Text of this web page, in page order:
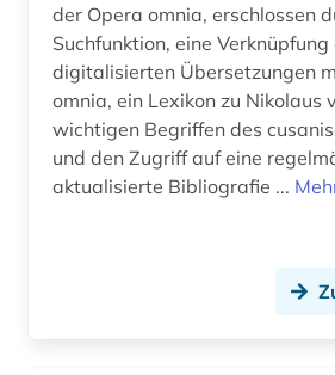
der Opera omnia, erschlossen
Suchfunktion, eine Verknüpfung der im Portal
digitalisierten Übersetzungen
omnia, ein Lexikon zu Nikolaus
wichtigen Begriffen des
und den Zugriff auf eine
aktualisierte Bibliografie ...